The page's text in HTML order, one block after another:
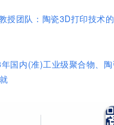
授团队：陶瓷3D打印技术
国内(准)工业级聚合物、